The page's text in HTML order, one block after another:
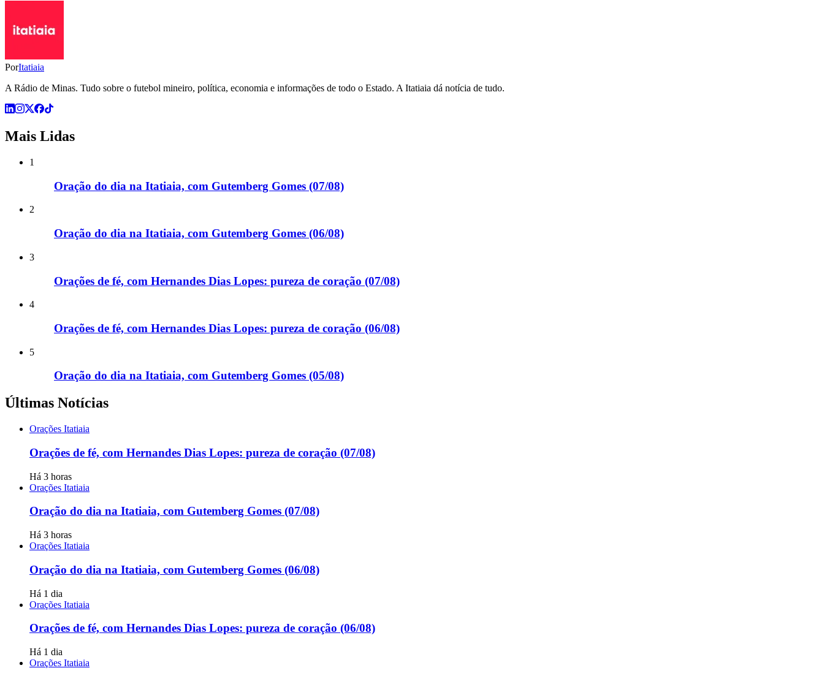
PorItatiaia
A Rádio de Minas. Tudo sobre o futebol mineiro, política, economia e informações de todo o Estado. A Itatiaia dá notícia de tudo.
Mais Lidas
1
Oração do dia na Itatiaia, com Gutemberg Gomes (07/08)
2
Oração do dia na Itatiaia, com Gutemberg Gomes (06/08)
3
Orações de fé, com Hernandes Dias Lopes: pureza de coração (07/08)
4
Orações de fé, com Hernandes Dias Lopes: pureza de coração (06/08)
5
Oração do dia na Itatiaia, com Gutemberg Gomes (05/08)
Últimas Notícias
Orações Itatiaia
Orações de fé, com Hernandes Dias Lopes: pureza de coração (07/08)
Há 3 horas
Orações Itatiaia
Oração do dia na Itatiaia, com Gutemberg Gomes (07/08)
Há 3 horas
Orações Itatiaia
Oração do dia na Itatiaia, com Gutemberg Gomes (06/08)
Há 1 dia
Orações Itatiaia
Orações de fé, com Hernandes Dias Lopes: pureza de coração (06/08)
Há 1 dia
Orações Itatiaia